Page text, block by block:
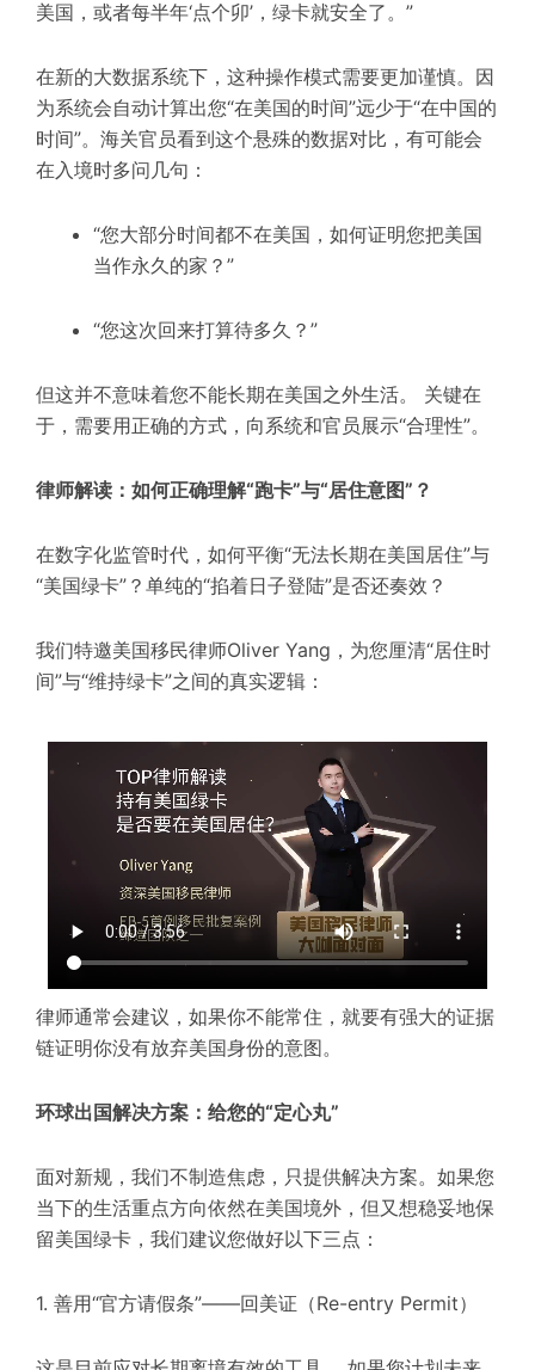
美国，或者每半年‘点个卯’，绿卡就安全了。”
在新的大数据系统下，这种操作模式需要更加谨慎。因
为系统会自动计算出您“在美国的时间”远少于“在中国的
时间”。海关官员看到这个悬殊的数据对比，有可能会
在入境时多问几句：
“您大部分时间都不在美国，如何证明您把美国
当作永久的家？”
“您这次回来打算待多久？”
但这并不意味着您不能长期在美国之外生活。 关键在
于，需要用正确的方式，向系统和官员展示“合理性”。
律师解读：如何正确理解“跑卡”与“居住意图”？
在数字化监管时代，如何平衡“无法长期在美国居住”与
“美国绿卡”？单纯的“掐着日子登陆”是否还奏效？
我们特邀美国移民律师Oliver Yang，为您厘清“居住时
间”与“维持绿卡”之间的真实逻辑：
律师通常会建议，如果你不能常住，就要有强大的证据
链证明你没有放弃美国身份的意图。
环球出国解决方案：给您的“定心丸”
面对新规，我们不制造焦虑，只提供解决方案。如果您
当下的生活重点方向依然在美国境外，但又想稳妥地保
留美国绿卡，我们建议您做好以下三点：
1. 善用“官方请假条”——回美证（Re-entry Permit）